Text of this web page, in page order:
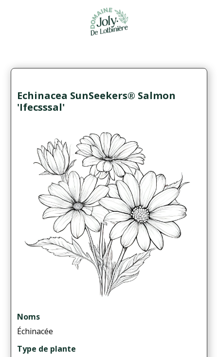
Echinacea SunSeekers® Salmon
'Ifecsssal'
Noms
Échinacée
Type de plante